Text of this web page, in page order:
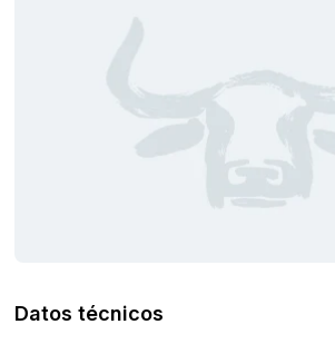
Datos técnicos